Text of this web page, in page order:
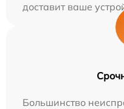
доставит ваше
Большинство